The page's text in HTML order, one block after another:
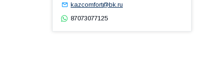
kazcomfort@bk.ru
87073077125